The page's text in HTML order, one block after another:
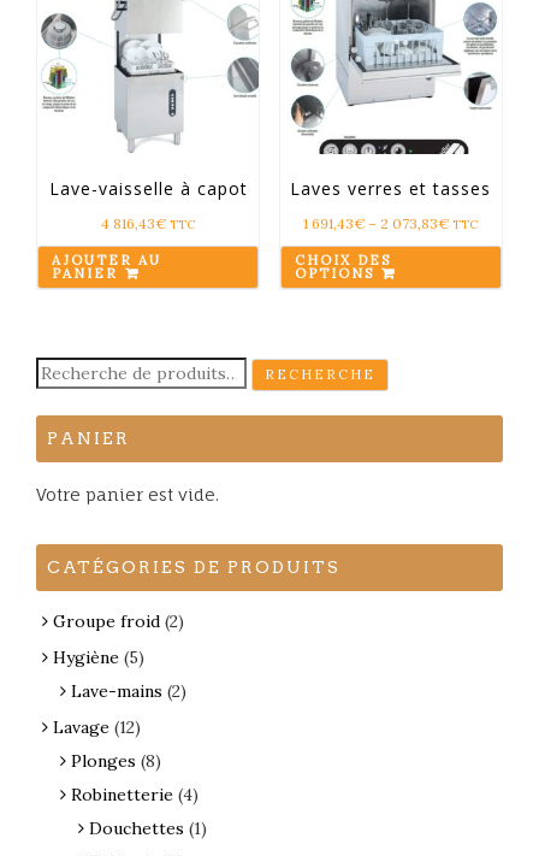
Lave-vaisselle à capot
4 816,43€ TTC
AJOUTER AU
PANIER
Laves verres et tasses
1 691,43€ – 2 073,83€ TTC
CHOIX DES
OPTIONS
Recherche
pour :
RECHERCHE
PANIER
Votre panier est vide.
CATÉGORIES DE PRODUITS
Groupe froid (2)
Hygiène (5)
Lave-mains (2)
Lavage (12)
Plonges (8)
Robinetterie (4)
Douchettes (1)